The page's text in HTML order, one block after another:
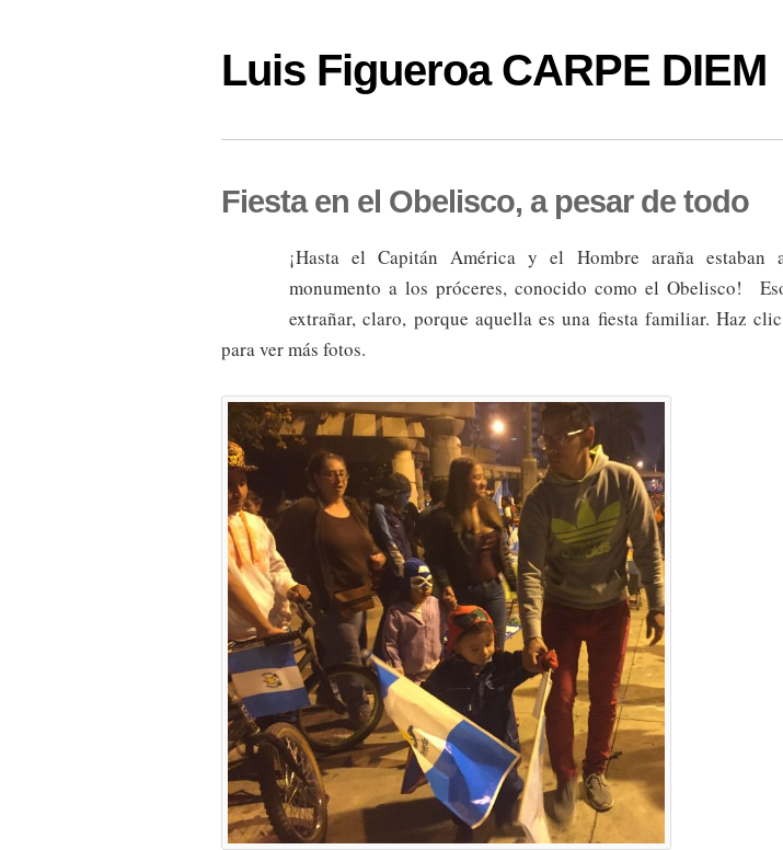
Luis Figueroa CARPE DIEM
Fiesta en el Obelisco, a pesar de todo
¡Hasta el Capitán América y el Hombre araña estaban
monumento a los próceres, conocido como el Obelisco!
extrañar, claro, porque aquella es una fiesta familiar. Haz
para ver más fotos.